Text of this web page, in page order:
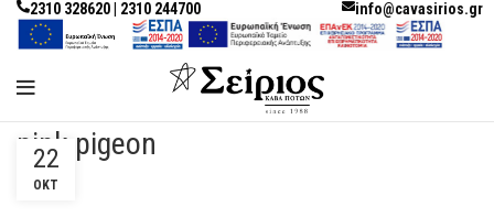
2310 328620 | 2310 244700 info@cavasirios.gr
pink pigeon
22
ΟΚΤ